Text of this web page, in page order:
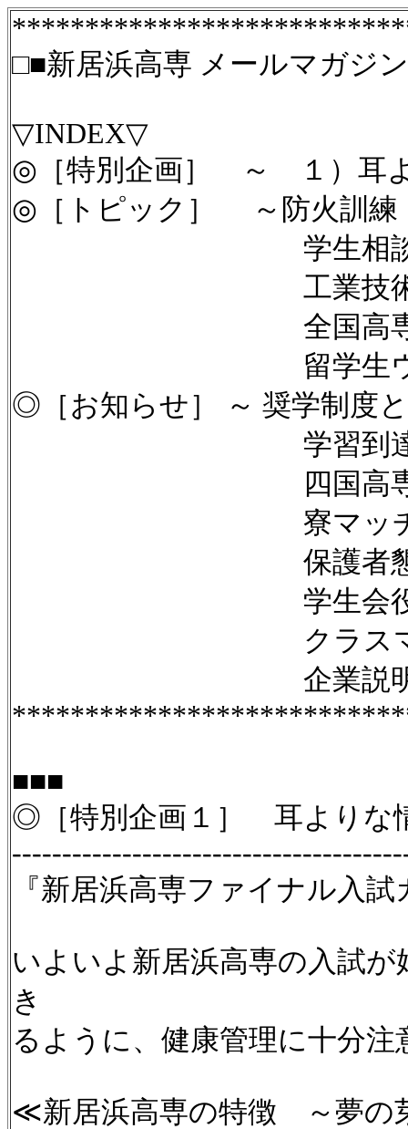
□■新居浜高専 メールマガジ
▽INDEX▽
◎［特別企画］ ～ １）耳よ
◎［トピック］ ～防火訓練
学生相談研
工業技術懇
全国高専デザイン
留学生
◎［お知らせ］ ～ 奨学制度
学習到達度
四国高専共
寮マッ
保護者懇
学生会役員立
クラスマ
企業説明
■■■
◎［特別企画１］ 耳よりな
『新居浜高専ファイナル入
いよいよ新居浜高専の入試
き
るように、健康管理に十分
≪新居浜高専の特徴 ～夢の